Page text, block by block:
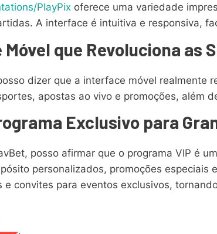
PlayPix oferece uma variedade
A interface é intuitiva e responsiva,
que Revoluciona as
dizer que a interface móvel realmente
apostas ao vivo e promoções, além
Exclusivo para
posso afirmar que o programa VIP é
personalizados, promoções especiais
e convites para eventos exclusivos,